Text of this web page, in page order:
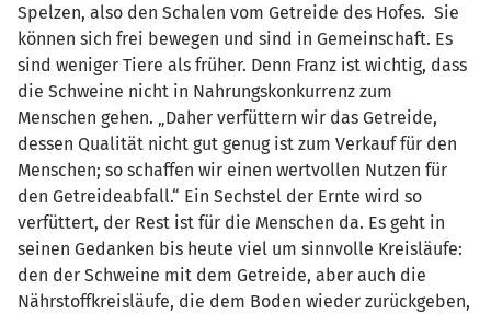
Spelzen, also den Schalen vom Getreide des Hofes. Sie
können sich frei bewegen und sind in Gemeinschaft. Es
sind weniger Tiere als früher. Denn Franz ist wichtig, dass
die Schweine nicht in Nahrungskonkurrenz zum
Menschen gehen. „Daher verfüttern wir das Getreide,
dessen Qualität nicht gut genug ist zum Verkauf für den
Menschen; so schaffen wir einen wertvollen Nutzen für
den Getreideabfall.“ Ein Sechstel der Ernte wird so
verfüttert, der Rest ist für die Menschen da. Es geht in
seinen Gedanken bis heute viel um sinnvolle Kreisläufe:
den der Schweine mit dem Getreide, aber auch die
Nährstoffkreisläufe, die dem Boden wieder zurückgeben,